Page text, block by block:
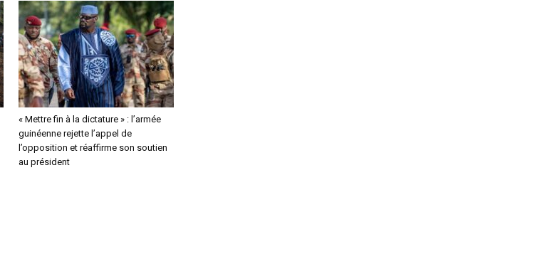
« Mettre fin à la dictature » : l’armée
guinéenne rejette l’appel de
l’opposition et réaffirme son soutien
au président